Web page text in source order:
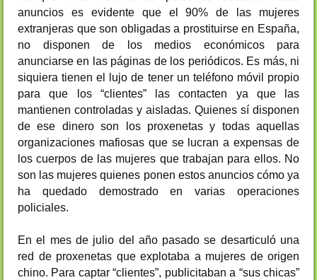
anuncios es evidente que el 90% de las mujeres
extranjeras que son obligadas a prostituirse en España,
no disponen de los medios económicos para
anunciarse en las páginas de los periódicos. Es más, ni
siquiera tienen el lujo de tener un teléfono móvil propio
para que los “clientes” las contacten ya que las
mantienen controladas y aisladas. Quienes sí disponen
de ese dinero son los proxenetas y todas aquellas
organizaciones mafiosas que se lucran a expensas de
los cuerpos de las mujeres que trabajan para ellos. No
son las mujeres quienes ponen estos anuncios cómo ya
ha quedado demostrado en varias operaciones
policiales.
En el mes de julio del año pasado se desarticuló una
red de proxenetas que explotaba a mujeres de origen
chino. Para captar “clientes”, publicitaban a “sus chicas”